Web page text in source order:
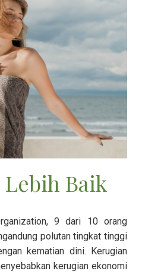
Baik
9 dari 10 orang
polutan tingkat tinggi
kematian dini. Kerugian
kerugian ekonomi